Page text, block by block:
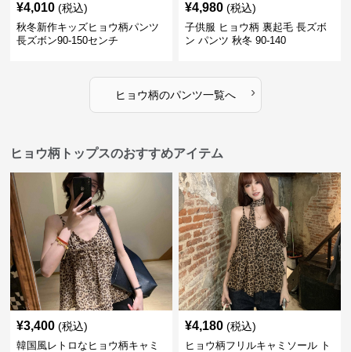
¥4,010 (税込)
秋冬新作キッズヒョウ柄パンツ
長ズボン90-150センチ
¥4,980 (税込)
子供服 ヒョウ柄 裏起毛 長ズボ
ン パンツ 秋冬 90-140
ヒョウ柄のパンツ一覧へ ›
ヒョウ柄トップスのおすすめアイテム
¥3,400 (税込)
韓国風レトロなヒョウ柄キャミ
¥4,180 (税込)
ヒョウ柄フリルキャミソール ト